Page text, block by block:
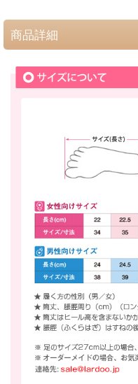
商品詳細